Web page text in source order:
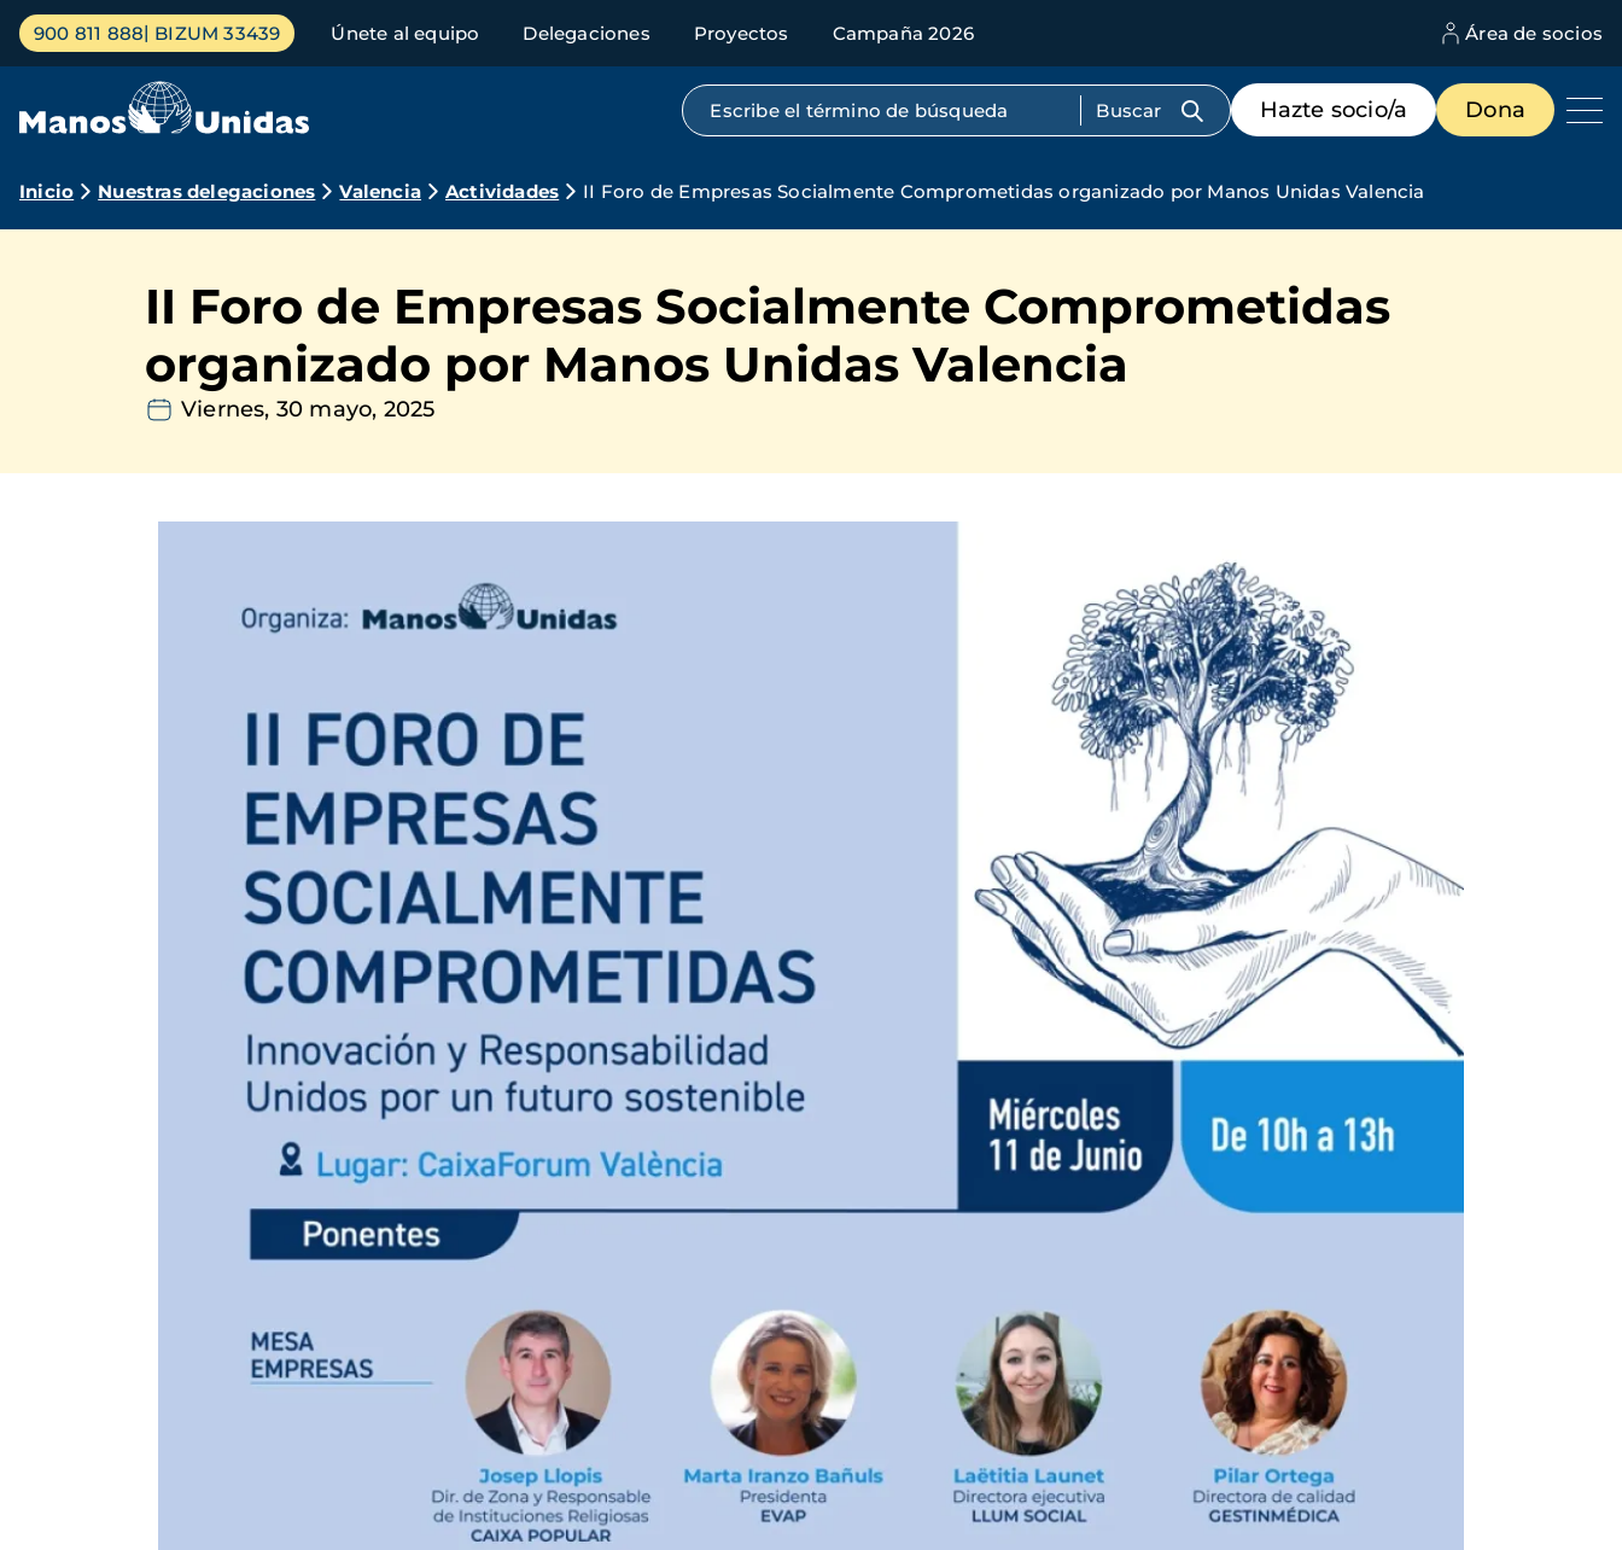
Pasar
contenido
Menú
principal
900 811 888 BIZUM 33439 Únete al equipo Delegaciones Proyectos Campaña 2026 Área de socios
Búsqueda por texto completo
Menú
de
destacados
Hazte socio/a Dona
Ruta
navegación
Inicio Nuestras delegaciones Valencia Actividades II Foro de Empresas Socialmente Comprometidas organizado por Manos Unidas Valencia
II Foro de Empresas Socialmente Comprometidas
organizado por Manos Unidas Valencia
Viernes, 30 mayo, 2025